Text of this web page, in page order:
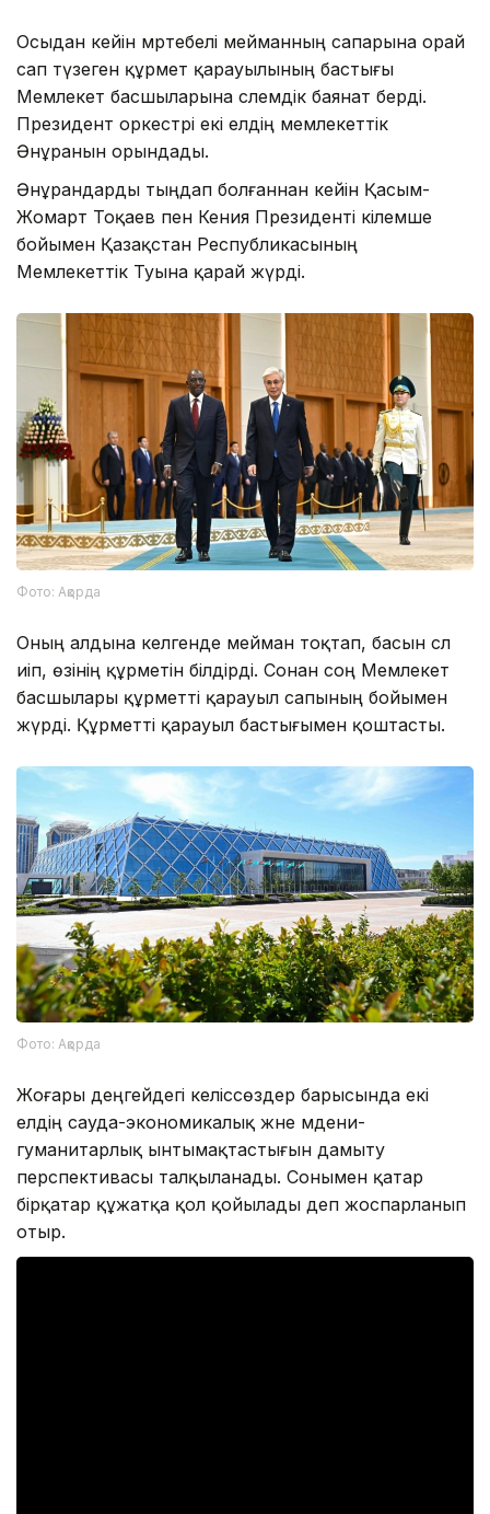
Осыдан кейін мәртебелі мейманның сапарына орай
сап түзеген құрмет қарауылының бастығы
Мемлекет басшыларына сәлемдік баянат берді.
Президент оркестрі екі елдің мемлекеттік
Әнұранын орындады.
Әнұрандарды тыңдап болғаннан кейін Қасым-
Жомарт Тоқаев пен Кения Президенті кілемше
бойымен Қазақстан Республикасының
Мемлекеттік Туына қарай жүрді.
Фото: Ақорда
Оның алдына келгенде мейман тоқтап, басын сәл
иіп, өзінің құрметін білдірді. Сонан соң Мемлекет
басшылары құрметті қарауыл сапының бойымен
жүрді. Құрметті қарауыл бастығымен қоштасты.
Фото: Ақорда
Жоғары деңгейдегі келіссөздер барысында екі
елдің сауда-экономикалық және мәдени-
гуманитарлық ынтымақтастығын дамыту
перспективасы талқыланады. Сонымен қатар
бірқатар құжатқа қол қойылады деп жоспарланып
отыр.